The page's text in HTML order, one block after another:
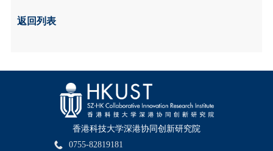
返回列表
香港科技大学深港协同创新研究院
0755-82819181